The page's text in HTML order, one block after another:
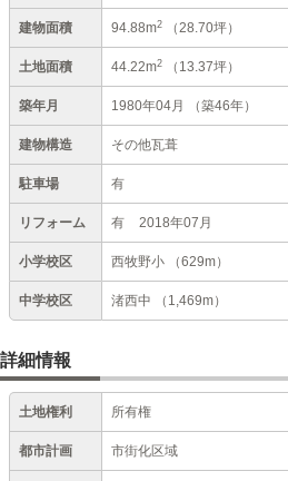
建物面積 94.88m2 （28.70坪）
土地面積 44.22m2 （13.37坪）
築年月 1980年04月 （築46年）
建物構造 その他瓦葺
駐車場 有
リフォーム 有 2018年07月
小学校区 西牧野小 （629m）
中学校区 渚西中 （1,469m）
詳細情報
土地権利 所有権
都市計画 市街化区域